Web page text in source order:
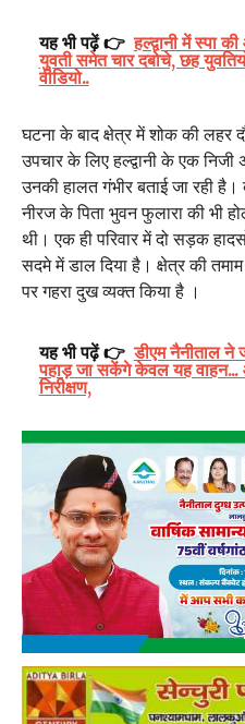
यह भी पढ़ें 👉 हल्द्वानी में स्पा
युवती समेत चार दबोचे, छह
वीडियो..
घटना के बाद क्षेत्र में शोक की लहर
उपचार के लिए हल्द्वानी के एक निजी
उनकी हालत गंभीर बताई जा रही है।
नीरज के पिता भुवन फुलारा की भी
थी। एक ही परिवार में दो सड़क
सदमे में डाल दिया है। क्षेत्र की
पर गहरा दुख व्यक्त किया है ।
यह भी पढ़ें 👉 डीएम नैनीताल
पहाड़ जा सकेंगे केवल यह
निरीक्षण,